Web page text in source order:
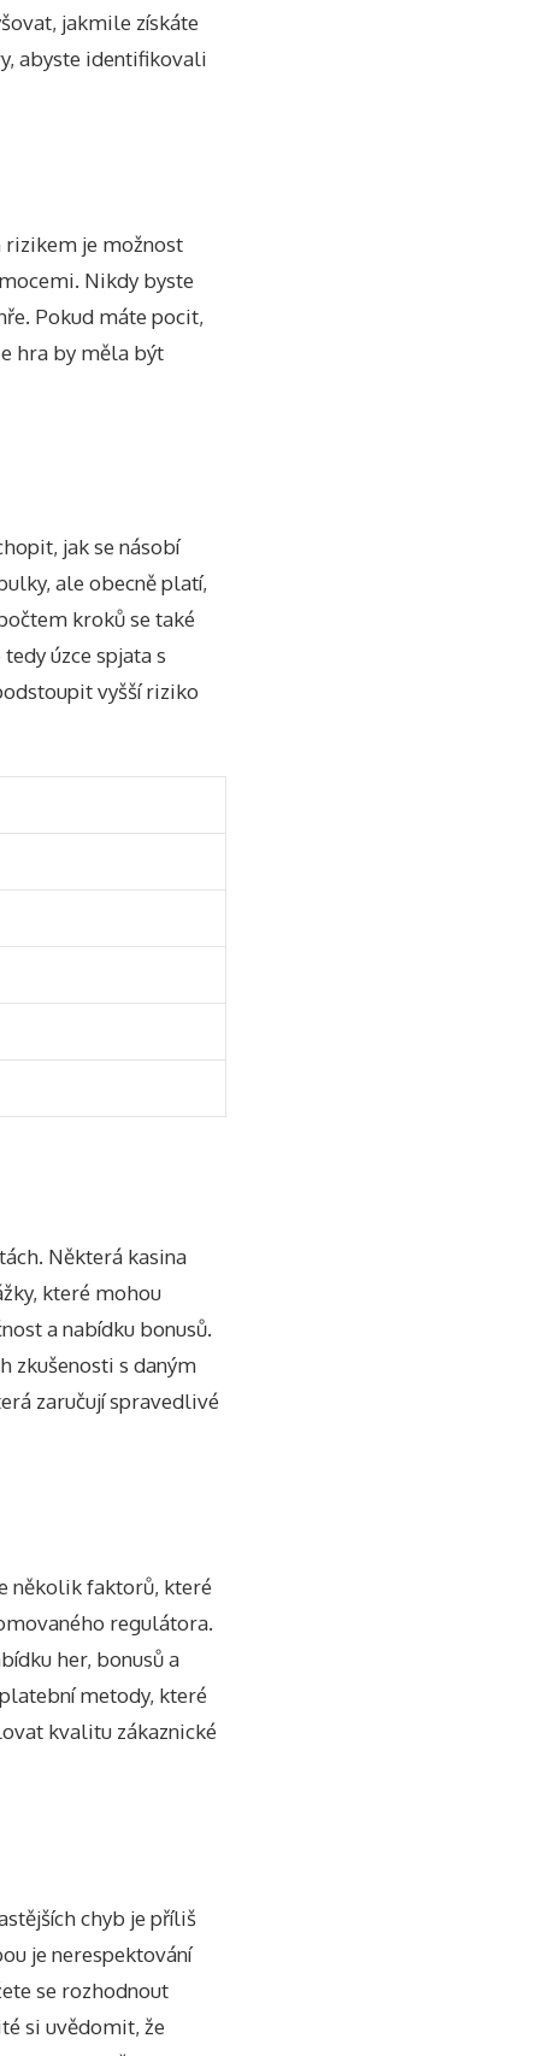
jakmile získáte
abyste identifikovali
rizikem je možnost
Nikdy byste
Pokud máte pocit,
hra by měla být
jak se násobí
ale obecně platí,
kroků se také
úzce spjata s
vyšší riziko
Některá kasina
které mohou
a nabídku bonusů.
zkušenosti s daným
zaručují spravedlivé
několik faktorů, které
regulátora.
her, bonusů a
metody, které
kvalitu zákaznické
chyb je příliš
je nerespektování
se rozhodnout
si uvědomit, že